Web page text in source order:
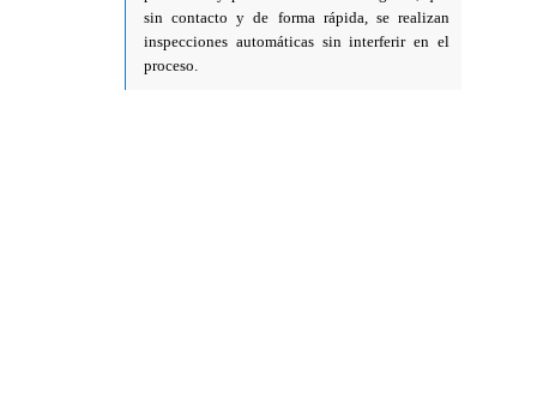
sin contacto y de forma rápida, se realizan
inspecciones automáticas sin interferir en el
proceso.